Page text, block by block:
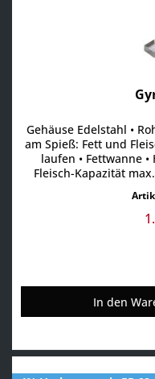
Gehäuse Edelstahl •
am Spieß: Fett und
laufen • Fettwanne
Fleisch-Kapazität
In den